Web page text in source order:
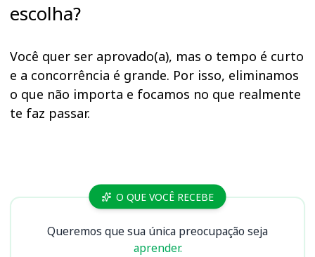
escolha?
Você quer ser aprovado(a), mas o tempo é curto
e a concorrência é grande. Por isso, eliminamos
o que não importa e focamos no que realmente
te faz passar.
Cursos O QUE VOCÊ RECEBE
Queremos que sua única preocupação seja
aprender.